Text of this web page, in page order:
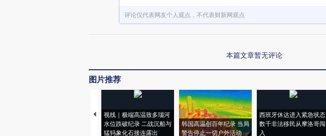
评论仅代表网友个人观点，不代表财新网观点
本篇文章暂无评论
图片推荐
视线｜极端高温致多瑙河
水位跌破纪录 二战沉船与
猛犸象化石接连露出
韩国高温创百年纪录 当局
警告停止一切户外活动
西班牙休达进入紧急状态
数千非法移民从摩洛哥闯
入